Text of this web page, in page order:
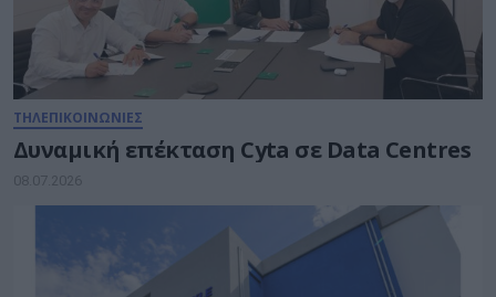
ΤΗΛΕΠΙΚΟΙΝΩΝΙΕΣ
Δυναμική επέκταση Cyta σε Data Centres
08.07.2026